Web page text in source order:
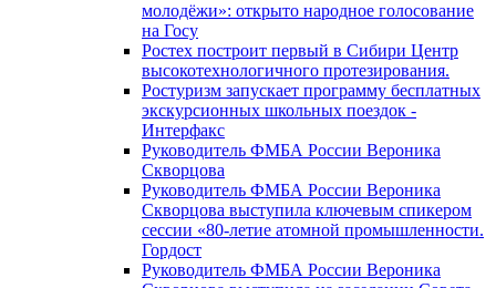
молодёжи»: открыто народное голосование
на Госу
Ростех построит первый в Сибири Центр
высокотехнологичного протезирования.
Ростуризм запускает программу бесплатных
экскурсионных школьных поездок -
Интерфакс
Руководитель ФМБА России Вероника
Скворцова
Руководитель ФМБА России Вероника
Скворцова выступила ключевым спикером
сессии «80-летие атомной промышленности.
Гордост
Руководитель ФМБА России Вероника